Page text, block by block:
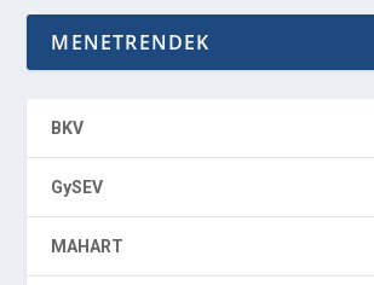
MENETRENDEK
BKV
GySEV
MAHART